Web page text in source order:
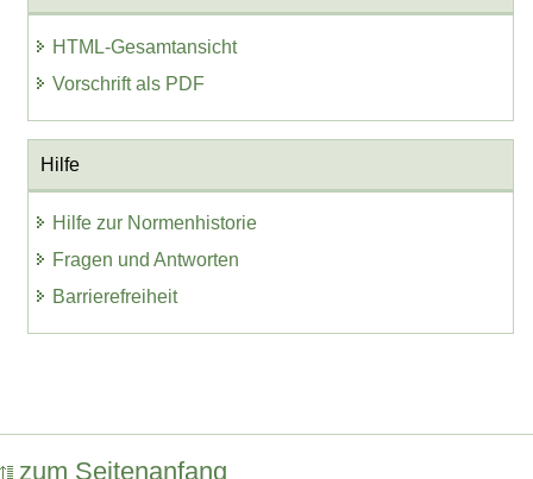
HTML-Gesamtansicht
Vorschrift als PDF
Hilfe
Hilfe zur Normenhistorie
Fragen und Antworten
Barrierefreiheit
zum Seitenanfang